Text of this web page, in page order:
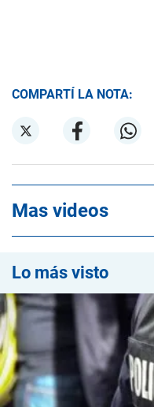
COMPARTÍ LA NOTA:
Mas videos
Lo más visto